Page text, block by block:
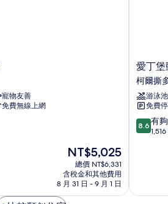
寵物友善
免費無線上網
現
價
格
為
NT$5,025
總價 NT$6,331
含稅金和其他費用
8 月 31 日 - 9 月 1 日
愛
丁
堡
動
物
園
假
下
愛丁堡
柯爾撕
游泳池
免費
8.6
分，
夠
8.6 有